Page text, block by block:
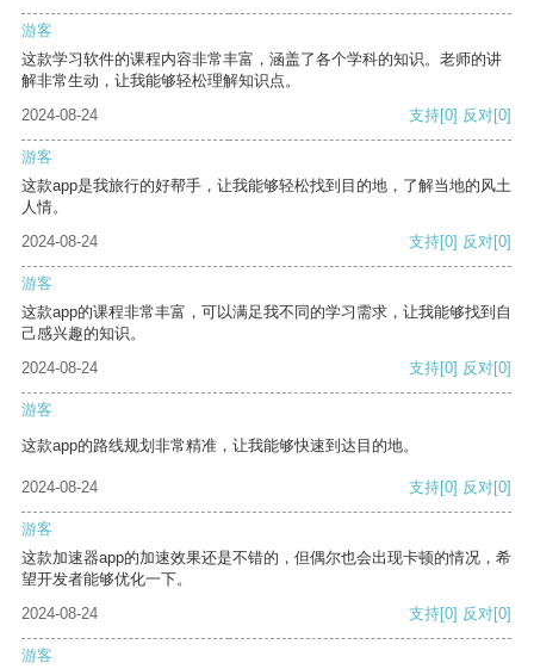
游客
这款学习软件的课程内容非常丰富，涵盖了各个学科的知识。老师的讲
解非常生动，让我能够轻松理解知识点。
2024-08-24
支持[0] 反对[0]
游客
这款app是我旅行的好帮手，让我能够轻松找到目的地，了解当地的风土
人情。
2024-08-24
支持[0] 反对[0]
游客
这款app的课程非常丰富，可以满足我不同的学习需求，让我能够找到自
己感兴趣的知识。
2024-08-24
支持[0] 反对[0]
游客
这款app的路线规划非常精准，让我能够快速到达目的地。
2024-08-24 支持[0] 反对[0]
游客
这款加速器app的加速效果还是不错的，但偶尔也会出现卡顿的情况，希
望开发者能够优化一下。
2024-08-24
支持[0] 反对[0]
游客